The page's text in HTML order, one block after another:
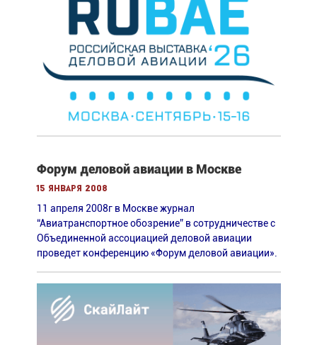
Форум деловой авиации в Москве
15 января 2008
11 апреля 2008г в Москве журнал
“Авиатранспортное обозрение” в сотрудничестве c
Объединенной ассоциацией деловой авиации
проведет конференцию «Форум деловой авиации».